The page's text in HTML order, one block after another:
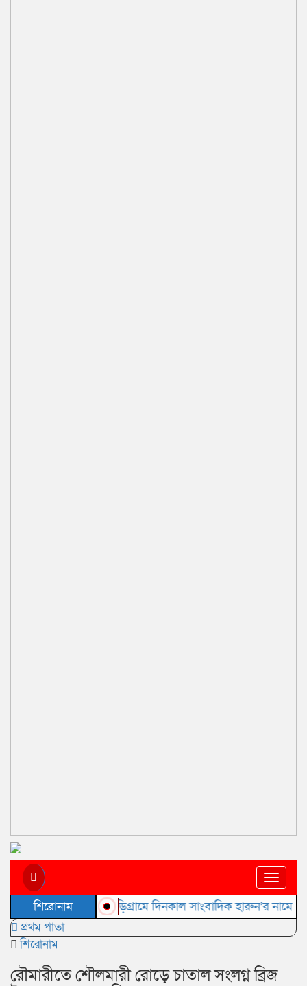
Toggle
শিরোনাম
কুড়িগ্রামে দিনকাল সাংবাদিক হারুন’র নামে
প্রথম পাতা
শিরোনাম
রৌমারীতে শৌলমারী রোড়ে চাতাল সংলগ্ন ব্রিজ